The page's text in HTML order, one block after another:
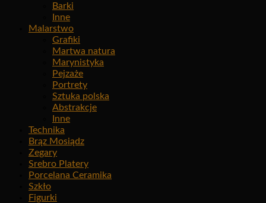
Barki
Inne
Malarstwo
Grafiki
Martwa natura
Marynistyka
Pejzaże
Portrety
Sztuka polska
Abstrakcje
Inne
Technika
Brąz Mosiądz
Zegary
Srebro Platery
Porcelana Ceramika
Szkło
Figurki